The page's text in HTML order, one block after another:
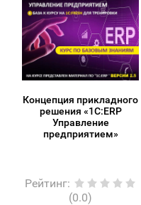
Концепция прикладного
решения «1С:ERP
Управление
предприятием»
Рейтинг:
(0.0)